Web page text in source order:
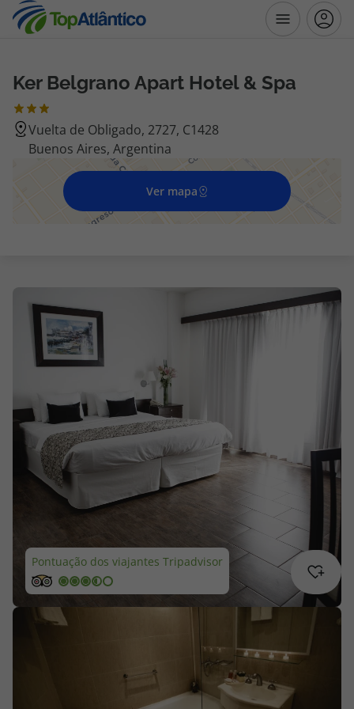
Destinos
Voos
Voos + Hotel
Disneyland ® Paris
Escapadinhas
Promoções
Especialistas
Cheque Viagem
Rede de Lojas
Blog TopViagens
Ker Belgrano Apart Hotel & Spa
Vuelta de Obligado, 2727, C1428
Buenos Aires, Argentina
Ver mapa
Pontuação dos viajantes Tripadvisor